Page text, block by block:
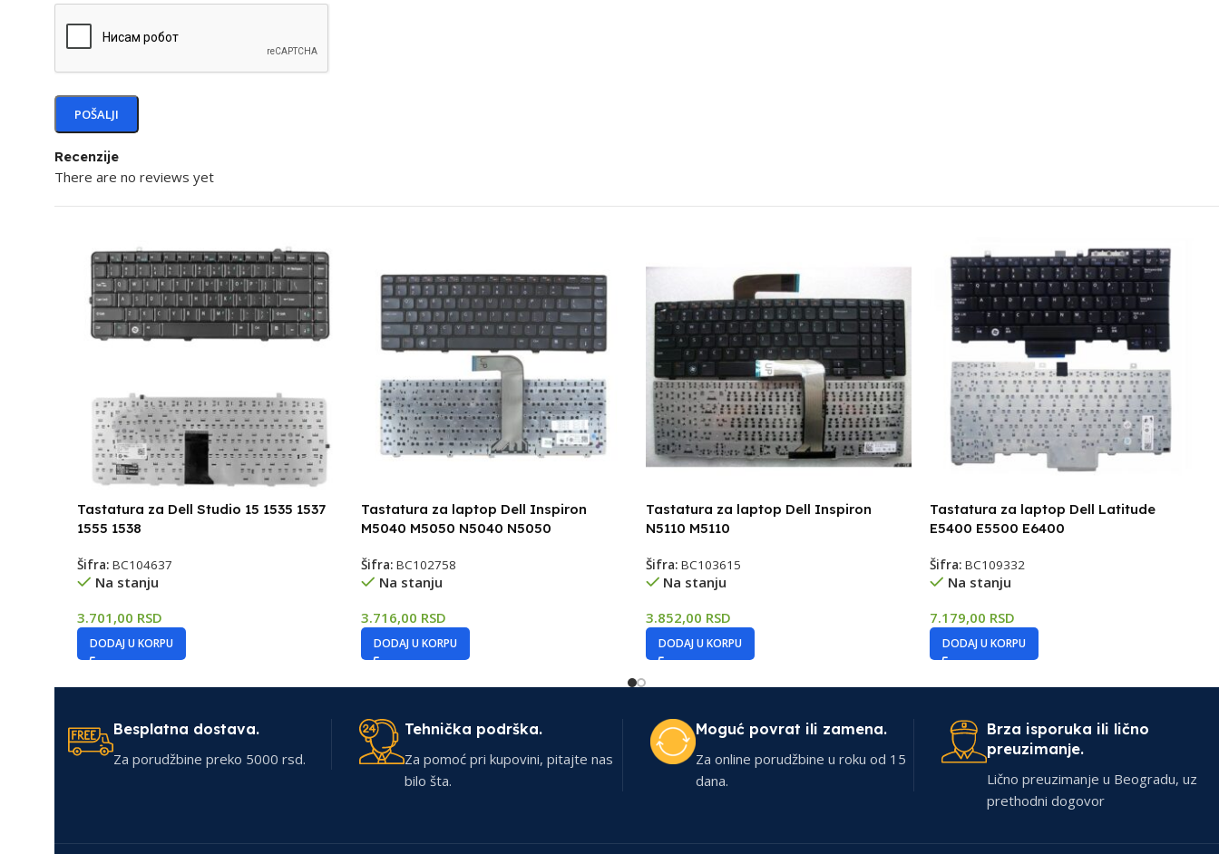
Recenzije
There are no reviews yet
Tastatura za Dell Studio 15 1535 1537
1555 1538
Šifra: BC104637
Na stanju
3.701,00 RSD
DODAJ U KORPU
Tastatura za laptop Dell Inspiron
M5040 M5050 N5040 N5050
Šifra:BC102758
Na stanju
3.716,00 RSD
DODAJ U KORPU
Tastatura za laptop Dell Inspiron
N5110 M5110
Šifra: BC103615
Na stanju
3.852,00 RSD
DODAJ U KORPU
Tastatura za laptop Dell Latitude
E5400 E5500 E6400
Šifra:BC109332
Na stanju
7.179,00 RSD
DODAJ U KORPU
Besplatna dostava.
Za porudžbine preko 5000 rsd.
Tehnička podrška.
Za pomoć pri kupovini, pitajte nas
bilo šta.
Moguć povrat ili zamena.
Za online porudžbine u roku od 15
dana.
Brza isporuka ili lično
preuzimanje.
Lično preuzimanje u Beogradu, uz
prethodni dogovor